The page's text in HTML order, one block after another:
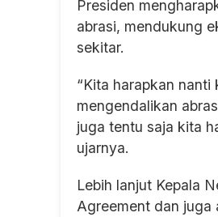
Presiden
abrasi, mendukung
sekitar.
“Kita harapkan
mengendalikan
juga tentu saja kita
ujarnya.
Lebih lanjut Kepala
Agreement dan juga